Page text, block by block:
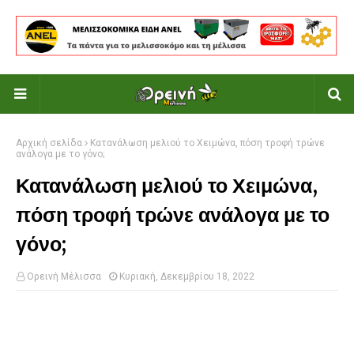
Αρχική σελίδα
Κατανάλωση μελιού το Χειμώνα, πόση τροφή τρώνε
ανάλογα με το γόνο;
Κατανάλωση μελιού το Χειμώνα,
πόση τροφή τρώνε ανάλογα με το
γόνο;
Ορεινή Μέλισσα Κυριακή, Δεκεμβρίου 18, 2022